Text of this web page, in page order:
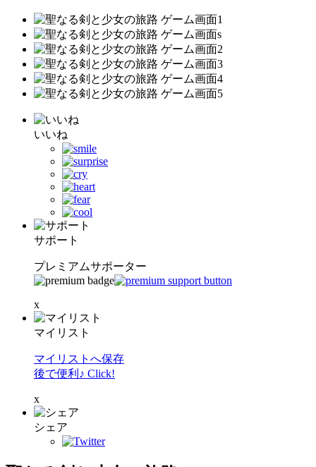
いいね
サポート
プレミアムサポーター
x
マイリスト
マイリストへ保存
後で便利♪ Click!
x
シェア